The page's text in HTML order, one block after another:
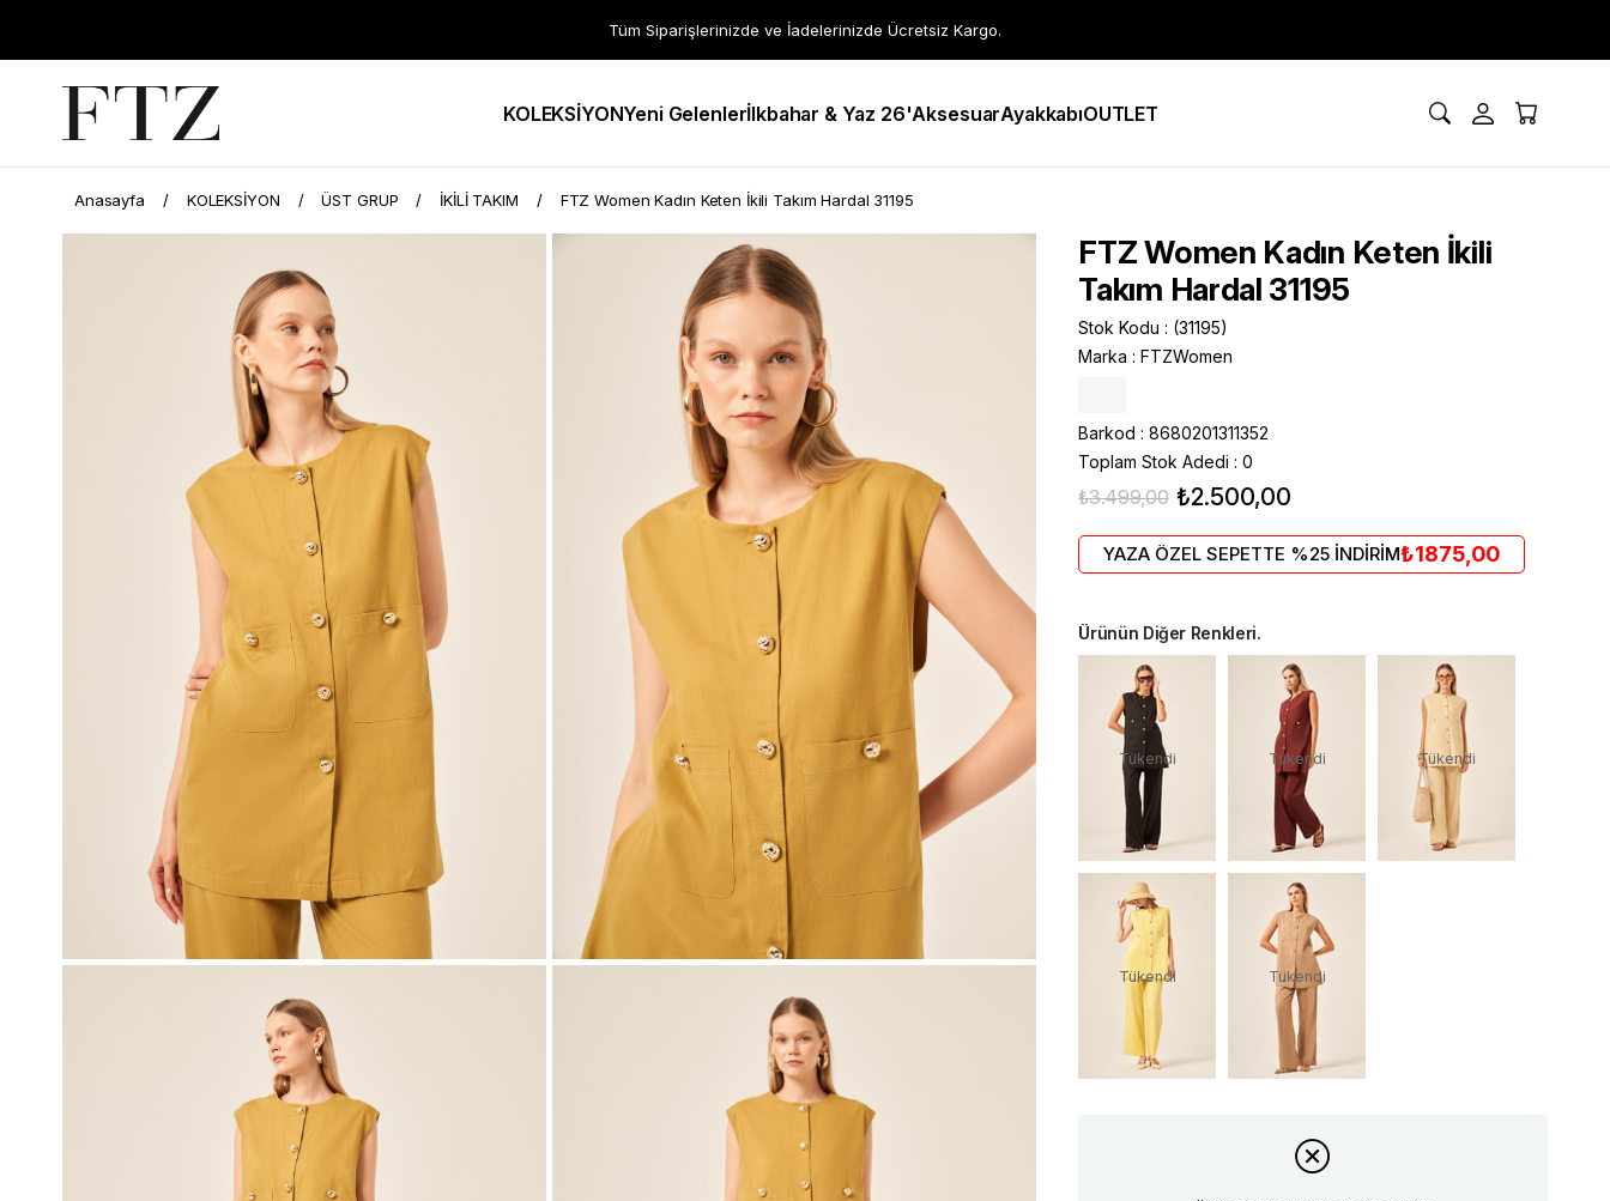
Tüm Siparişlerinizde ve İadelerinizde Ücretsiz Kargo.
KOLEKSİYONYeni Gelenlerİlkbahar & Yaz 26'AksesuarAyakkabıOUTLET
Anasayfa KOLEKSİYON ÜST GRUP İKİLİ TAKIM FTZ Women Kadın Keten İkili Takım Hardal 31195
FTZ Women Kadın Keten İkili
Takım Hardal 31195
Stok Kodu
(31195)
Marka : FTZWomen
Barkod : 8680201311352
Toplam Stok Adedi : 0
₺3.499,00 ₺2.500,00
YAZA ÖZEL SEPETTE %25 İNDİRİM₺1875,00
Ürünün Diğer Renkleri.
Tükendi Tükendi Tükendi
Tükendi Tükendi